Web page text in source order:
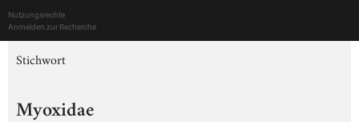
Nutzungsrechte
Anmelden zur Recherche
Stichwort
Myoxidae